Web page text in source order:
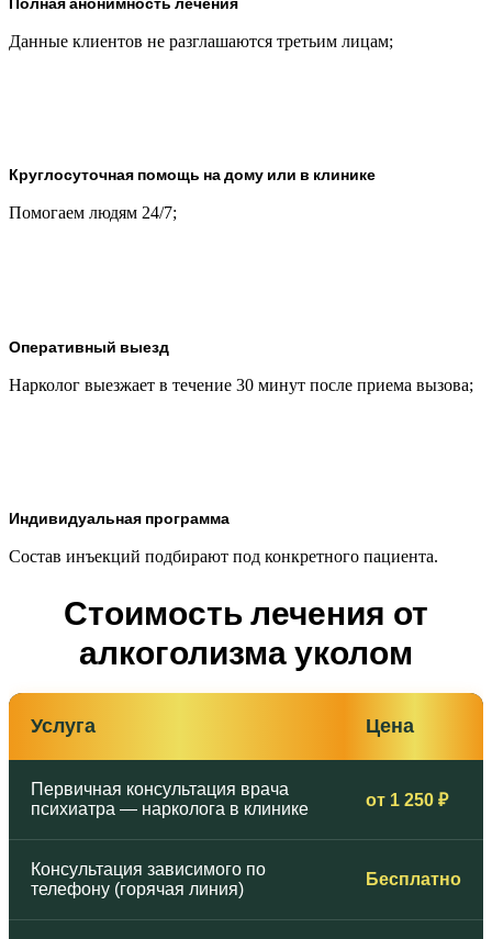
Данные клиентов не разглашаются третьим лицам;
Круглосуточная помощь на дому или в клинике
Помогаем людям 24/7;
Оперативный выезд
Нарколог выезжает в течение 30 минут после приема вызова;
Индивидуальная программа
Состав инъекций подбирают под конкретного пациента.
Стоимость лечения от
алкоголизма уколом
Услуга Цена
Первичная консультация врача
психиатра — нарколога в клинике
от 1 250 ₽
Консультация зависимого по
телефону (горячая линия)
Бесплатно